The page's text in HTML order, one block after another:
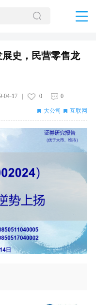
史，民营零售龙
04-17| 0 0
大公司 互联网